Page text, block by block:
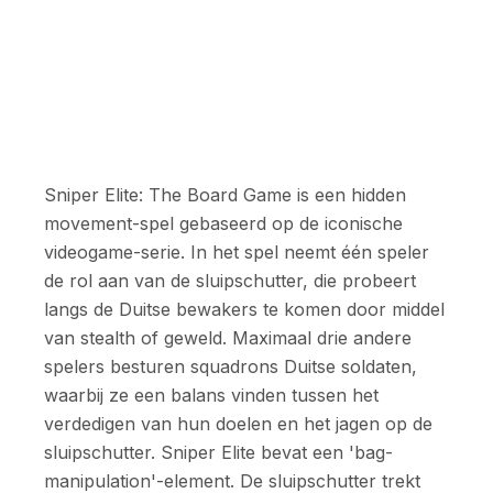
Sniper Elite: The Board Game is een hidden
movement-spel gebaseerd op de iconische
videogame-serie. In het spel neemt één speler
de rol aan van de sluipschutter, die probeert
langs de Duitse bewakers te komen door middel
van stealth of geweld. Maximaal drie andere
spelers besturen squadrons Duitse soldaten,
waarbij ze een balans vinden tussen het
verdedigen van hun doelen en het jagen op de
sluipschutter. Sniper Elite bevat een 'bag-
manipulation'-element. De sluipschutter trekt